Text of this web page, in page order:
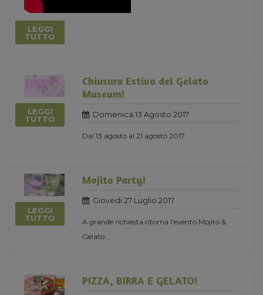
LEGGI
TUTTO
LEGGI
TUTTO
Chiusura Estiva del Gelato
Museum!
Domenica 13 Agosto 2017
Dal 13 agosto al 21 agosto 2017
LEGGI
TUTTO
Mojito Party!
Giovedi 27 Luglio 2017
A grande richiesta ritorna l'evento Mojito &
Gelato
PIZZA, BIRRA E GELATO!